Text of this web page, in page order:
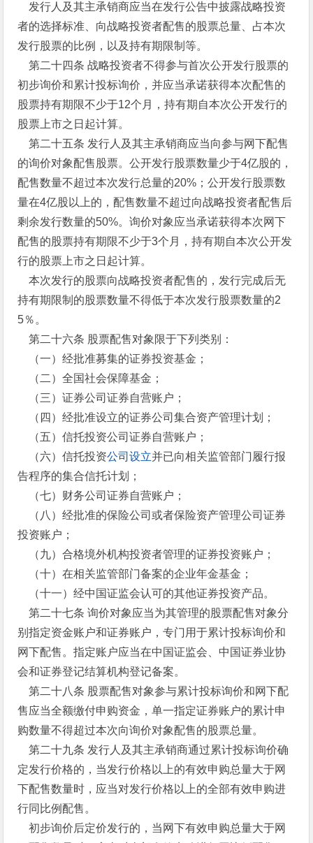
发行人及其主承销商应当在发行公告中披露战略投资
者的选择标准、向战略投资者配售的股票总量、占本次
发行股票的比例，以及持有期限制等。
第二十四条 战略投资者不得参与首次公开发行股票的
初步询价和累计投标询价，并应当承诺获得本次配售的
股票持有期限不少于12个月，持有期自本次公开发行的
股票上市之日起计算。
第二十五条 发行人及其主承销商应当向参与网下配售
的询价对象配售股票。公开发行股票数量少于4亿股的，
配售数量不超过本次发行总量的20%；公开发行股票数
量在4亿股以上的，配售数量不超过向战略投资者配售后
剩余发行数量的50%。询价对象应当承诺获得本次网下
配售的股票持有期限不少于3个月，持有期自本次公开发
行的股票上市之日起计算。
本次发行的股票向战略投资者配售的，发行完成后无
持有期限制的股票数量不得低于本次发行股票数量的2
5％。
第二十六条 股票配售对象限于下列类别：
（一）经批准募集的证券投资基金；
（二）全国社会保障基金；
（三）证券公司证券自营账户；
（四）经批准设立的证券公司集合资产管理计划；
（五）信托投资公司证券自营账户；
（六）信托投资公司设立并已向相关监管部门履行报
告程序的集合信托计划；
（七）财务公司证券自营账户；
（八）经批准的保险公司或者保险资产管理公司证券
投资账户；
（九）合格境外机构投资者管理的证券投资账户；
（十）在相关监管部门备案的企业年金基金；
（十一）经中国证监会认可的其他证券投资产品。
第二十七条 询价对象应当为其管理的股票配售对象分
别指定资金账户和证券账户，专门用于累计投标询价和
网下配售。指定账户应当在中国证监会、中国证券业协
会和证券登记结算机构登记备案。
第二十八条 股票配售对象参与累计投标询价和网下配
售应当全额缴付申购资金，单一指定证券账户的累计申
购数量不得超过本次向询价对象配售的股票总量。
第二十九条 发行人及其主承销商通过累计投标询价确
定发行价格的，当发行价格以上的有效申购总量大于网
下配售数量时，应当对发行价格以上的全部有效申购进
行同比例配售。
初步询价后定价发行的，当网下有效申购总量大于网